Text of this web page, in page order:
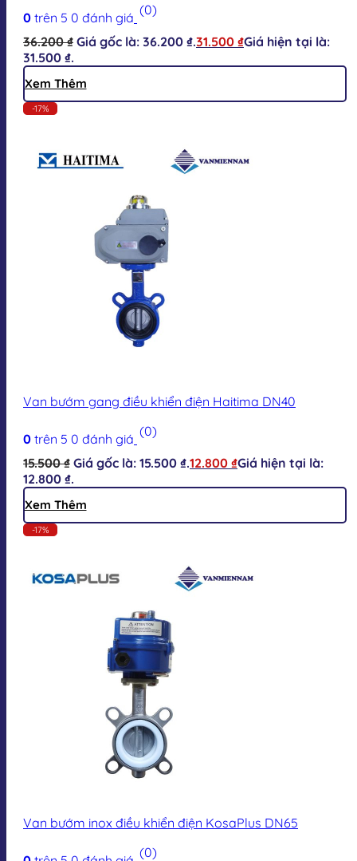
0 trên 5 0 đánh giá (0)
36.200₫ Giá gốc là: 36.200 ₫.31.500 ₫Giá hiện tại là:
31.500 ₫.
Xem Thêm
-17%
Van bướm gang điều khiển điện Haitima DN40
0 trên 5 0 đánh giá (0)
15.500₫ Giá gốc là: 15.500 ₫.12.800 ₫Giá hiện tại là:
12.800 ₫.
Xem Thêm
-17%
Van bướm inox điều khiển điện KosaPlus DN65
(0)